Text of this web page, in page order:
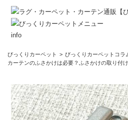
info
びっくりカーペット びっくりカーペットコラ
カーテンのふさかけは必要？ふさかけの取り付